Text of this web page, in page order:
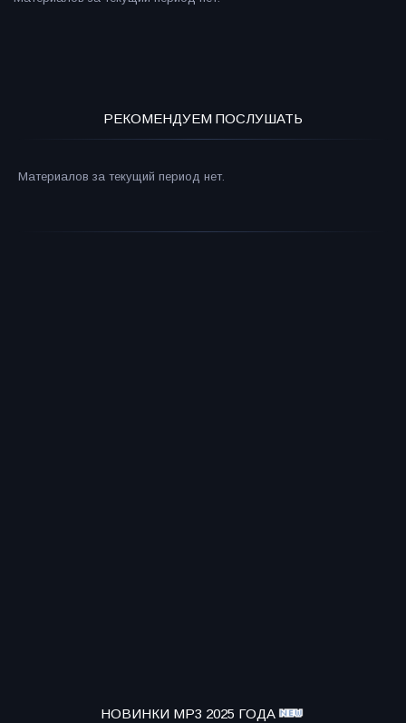
РЕКОМЕНДУЕМ ПОСЛУШАТЬ
Материалов за текущий период нет.
НОВИНКИ MP3 2025 ГОДА